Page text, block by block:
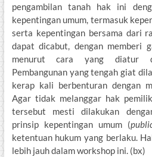
pengambilan tanah hak ini
kepentingan umum, termasuk
serta kepentingan bersama dari
dapat dicabut, dengan memberi
menurut cara yang diatur
Pembangunan yang tengah giat
kerap kali berbenturan dengan
Agar tidak melanggar hak
tersebut mesti dilakukan
prinsip kepentingan umum (
ketentuan hukum yang berlaku.
lebih jauh dalam workshop ini. (bx)